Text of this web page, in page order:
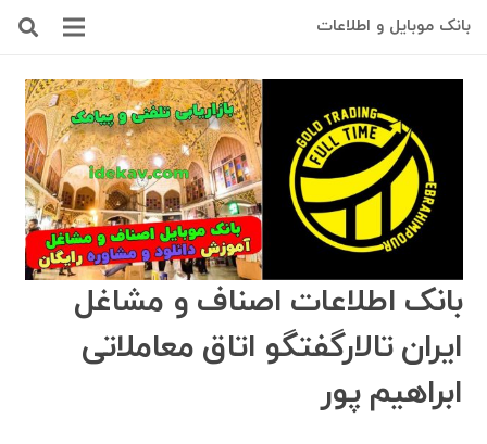
بانک موبایل و اطلاعات
بانک اطلاعات اصناف و مشاغل
ایران تالارگفتگو اتاق معاملاتی
ابراهیم پور